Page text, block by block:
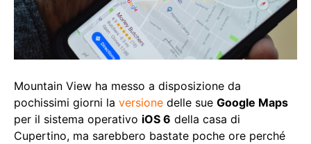
Mountain View ha messo a disposizione da
pochissimi giorni la versione delle sue Google Maps
per il sistema operativo iOS 6 della casa di
Cupertino, ma sarebbero bastate poche ore perché